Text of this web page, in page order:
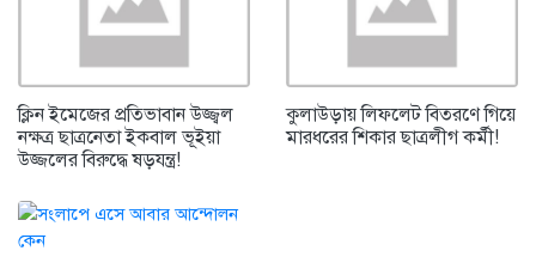
ক্লিন ইমেজের প্রতিভাবান উজ্জ্বল
নক্ষত্র ছাত্রনেতা ইকবাল ভূইয়া
উজ্জলের বিরুদ্ধে ষড়যন্ত্র!
কুলাউড়ায় লিফলেট বিতরণে গিয়ে
মারধরের শিকার ছাত্রলীগ কর্মী!